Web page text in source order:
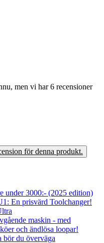
men vi har 6 recensioner
för denna produkt.
under 3000:- (2025 edition)
En prisvärd Toolchanger!
maskin - med
och ändlösa loopar!
bör du överväga